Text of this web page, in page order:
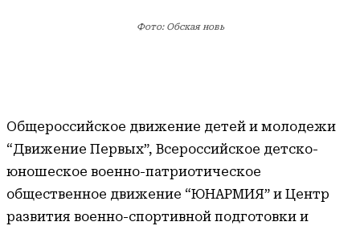
Фото: Обская новь
Общероссийское движение детей и молодежи
“Движение Первых”, Всероссийское детско-
юношеское военно-патриотическое
общественное движение “ЮНАРМИЯ” и Центр
развития военно-спортивной подготовки и